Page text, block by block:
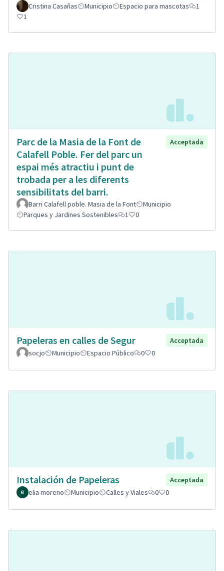
Cristina Casañas
Municipio Espacio para mascotas
1
1
Parc de la Masia de la Font de
Calafell Poble. Fer del parc un
espai més atractiu i punt de
trobada per a les diferents
sensibilitats del barri.
Acceptada
Barri Calafell poble. Masia de la Font
Municipio
Parques y Jardines Sostenibles
1 0
Papeleras en calles de Segur
Acceptada
socjo
Municipio Espacio Público 0 0
Instalación de Papeleras
Acceptada
elia moreno
Municipio Calles y Viales 0 0